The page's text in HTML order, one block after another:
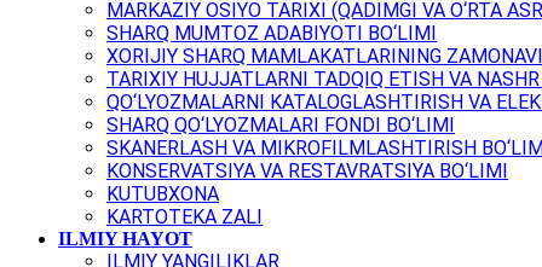
MARKAZIY OSIYO TARIXI (QADIMGI VA O‘RTA
SHARQ MUMTOZ ADABIYOTI BO‘LIMI
XORIJIY SHARQ MAMLAKATLARINING
TARIXIY HUJJATLARNI TADQIQ ETISH VA
QO‘LYOZMALARNI KATALOGLASHTIRISH VA
SHARQ QO‘LYOZMALARI FONDI BO‘LIMI
SKANERLASH VA MIKROFILMLASHTIRISH
KONSERVATSIYA VA RESTAVRATSIYA BO‘LIMI
KUTUBXONA
KARTOTEKA ZALI
ILMIY HAYOT
ILMIY YANGILIKLAR